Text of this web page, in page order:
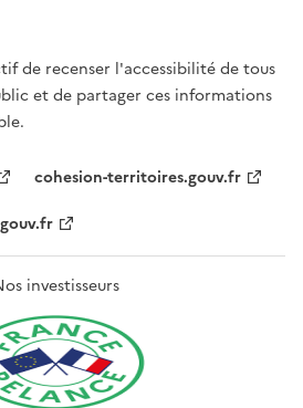
de recenser l'accessibilité de tous
et de partager ces informations
cohesion-territoires.gouv.fr
investisseurs